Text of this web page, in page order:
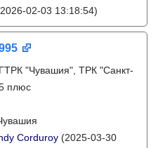
02-03 13:18:54)
"Чувашия", ТРК "Санкт-
плюс
Corduroy (2025-03-30